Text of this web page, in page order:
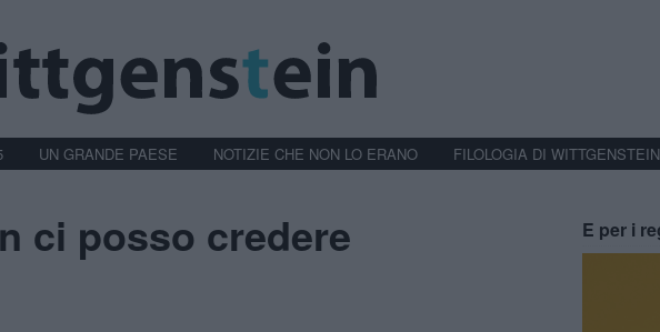
UN GRANDE PAESE NOTIZIE CHE NON LO ERANO FILOLOGIA DI WITTGENSTEIN
ci posso credere E per i